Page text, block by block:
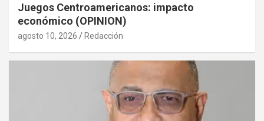
Juegos Centroamericanos: impacto
económico (OPINION)
agosto 10, 2026 Redacción